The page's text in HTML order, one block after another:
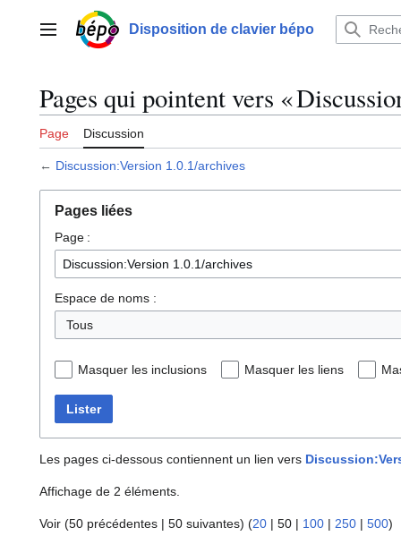
contenuMenu principalDisposition de clavier bépo
Pages qui pointent vers «
Page Discussion
← Discussion:Version 1.0.1/archives
Pages liées
Page :
Espace de noms :
Tous
Masquer les inclusions Masquer les liens
Lister
Les pages ci-dessous contiennent un lien vers
Affichage de 2 éléments.
Voir (50 précédentes | 50 suivantes) (20 | 50 | 100 | 250 | 500)